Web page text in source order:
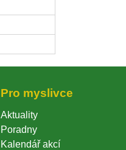
Pro myslivce
Aktuality
Poradny
Kalendář akcí